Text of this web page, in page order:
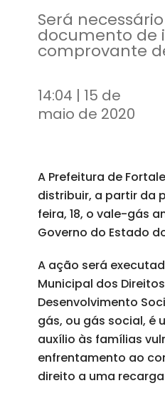
Será
documento de
comprovante
para receber o
14:04 | 15 de
maio de 2020
A Prefeitura de
distribuir, a partir da
feira, 18, o vale-gás
Governo do Estado
A ação será
Municipal dos
Desenvolvimento
gás, ou gás social, é
auxílio às famílias
enfrentamento ao
direito a uma